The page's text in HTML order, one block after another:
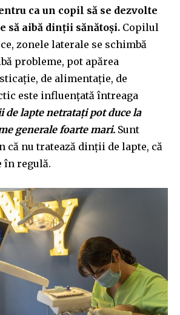
ca un copil să se dezvolte
să aibă dinții sănătoși. Copilul
zonele laterale se schimbă
probleme, pot apărea
de alimentație, de
este influențată întreaga
de lapte netratați pot duce la
generale foarte mari. Sunt
că nu tratează dinții de lapte, că
în regulă.